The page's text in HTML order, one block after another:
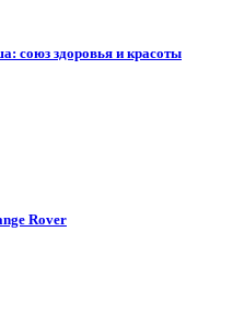
союз здоровья и красоты
Rover